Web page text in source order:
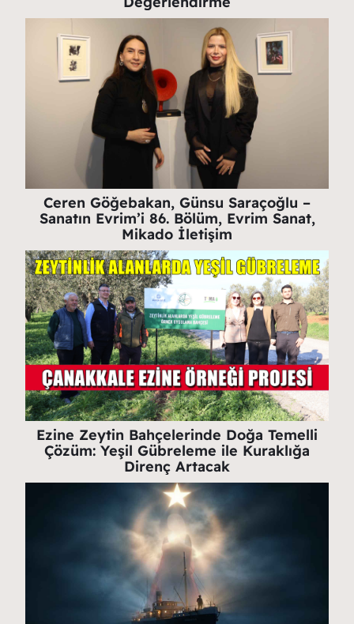
Ceren Göğebakan, Günsu Saraçoğlu –
Sanatın Evrim’i 86. Bölüm, Evrim Sanat,
Mikado İletişim
Ezine Zeytin Bahçelerinde Doğa Temelli
Çözüm: Yeşil Gübreleme ile Kuraklığa
Direnç Artacak